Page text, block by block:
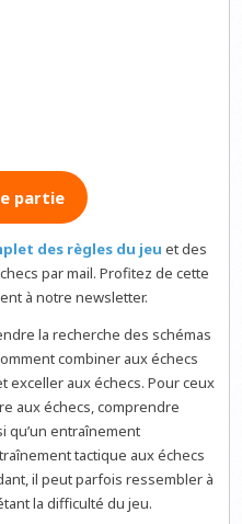
partie
des règles du jeu et des
par mail. Profitez de cette
à notre newsletter.
la recherche des schémas
combiner aux échecs
exceller aux échecs. Pour ceux
aux échecs, comprendre
qu’un entraînement
tactique aux échecs
il peut parfois ressembler à
la difficulté du jeu.